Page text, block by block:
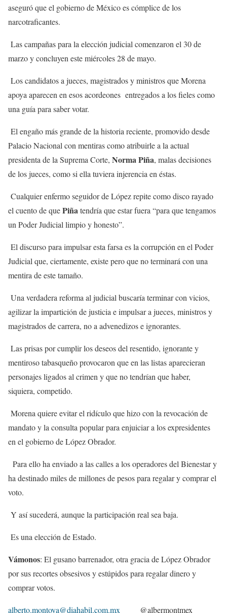
aseguró que el gobierno de México es cómplice de los
narcotraficantes.
Las campañas para la elección judicial comenzaron el 30 de
marzo y concluyen este miércoles 28 de mayo.
Los candidatos a jueces, magistrados y ministros que Morena
apoya aparecen en esos acordeones entregados a los fieles como
una guía para saber votar.
El engaño más grande de la historia reciente, promovido desde
Palacio Nacional con mentiras como atribuirle a la actual
presidenta de la Suprema Corte, Norma Piña, malas decisiones
de los jueces, como si ella tuviera injerencia en éstas.
Cualquier enfermo seguidor de López repite como disco rayado
el cuento de quePiñatendría que estar fuera “para que tengamos
un Poder Judicial limpio y honesto”.
El discurso para impulsar esta farsa es la corrupción en el Poder
Judicial que, ciertamente, existe pero que no terminará con una
mentira de este tamaño.
Una verdadera reforma al judicial buscaría terminar con vicios,
agilizar la impartición de justicia e impulsar a jueces, ministros y
magistrados de carrera, no a advenedizos e ignorantes.
Las prisas por cumplir los deseos del resentido, ignorante y
mentiroso tabasqueño provocaron que en las listas aparecieran
personajes ligados al crimen y que no tendrían que haber,
siquiera, competido.
Morena quiere evitar el ridículo que hizo con la revocación de
mandato y la consulta popular para enjuiciar a los expresidentes
en el gobierno de López Obrador.
Para ello ha enviado a las calles a los operadores del Bienestar y
ha destinado miles de millones de pesos para regalar y comprar el
voto.
Y así sucederá, aunque la participación real sea baja.
Es una elección de Estado.
Vámonos: El gusano barrenador, otra gracia de López Obrador
por sus recortes obsesivos y estúpidos para regalar dinero y
comprar votos.
alberto.montoya@diahabil.com.mx @albermontmex